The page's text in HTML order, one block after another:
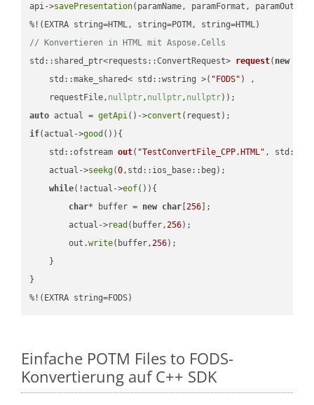
api->savePresentation(paramName, paramFormat,
// Konvertieren in HTML mit Aspose.Cells
std::shared_ptr<requests::ConvertRequest> request( new
    std::make_shared< std::wstring >(
"FODS" ) ,
    requestFile,
nullptr, nullptr, nullptr))
auto actual = getApi()->convert
if(actual->good ()){
std::ofstream out( "TestConvertFile_CPP.HTML" ,
    actual->
seekg(0,std::ios_base::beg);
while(!actual->eof()){
char* buffer = new char [256 ];
        actual->
read (buffer,256);
        out.
write(buffer,256);
    }
}
%!(EXTRA string=FODS)
Einfache POTM Files to FODS-
Konvertierung auf C++ SDK